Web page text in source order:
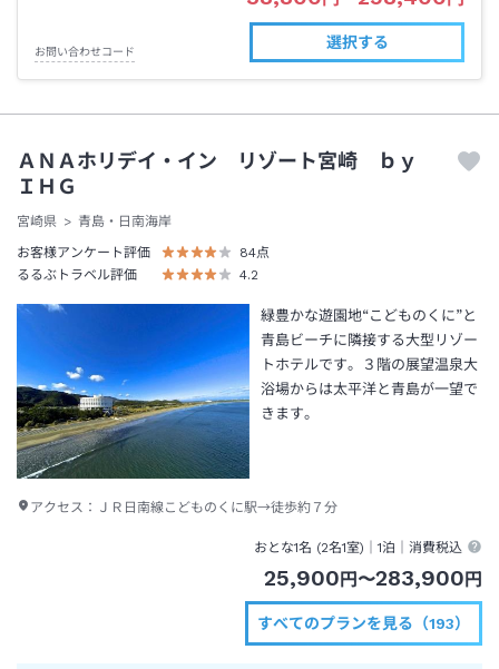
お問い合わせコード
選択する
ＡＮＡホリデイ・イン リゾート宮崎 ｂｙ
ＩＨＧ
宮崎県
青島・日南海岸
お客様アンケート評価
84点
るるぶトラベル評価
4.2
緑豊かな遊園地“こどものくに”と
青島ビーチに隣接する大型リゾー
トホテルです。３階の展望温泉大
浴場からは太平洋と青島が一望で
きます。
アクセス： ＪＲ日南線こどものくに駅→徒歩約７分
おとな1名 (2名1室)｜1泊 ｜消費税込
25,900 円 〜283,900 円
すべてのプランを見る（193）